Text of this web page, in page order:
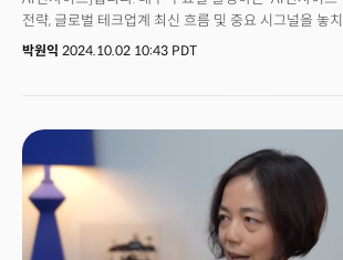
전략, 글로벌 테크업계 최신 흐름 및 중요 시그널을 놓
확인하세요! “미래와 인사하세요.”무스타파 슐레이만
공개했습니다. 업그레이드된 코파일럿은 사용자의 마
화면을 실시간으로 보면서 사용자가 질문한 공략법을
사용자와 함께 보고, 대화할 수 있는 AI PC가 등장한 것
박원익 2024.10.02 10:43 PDT